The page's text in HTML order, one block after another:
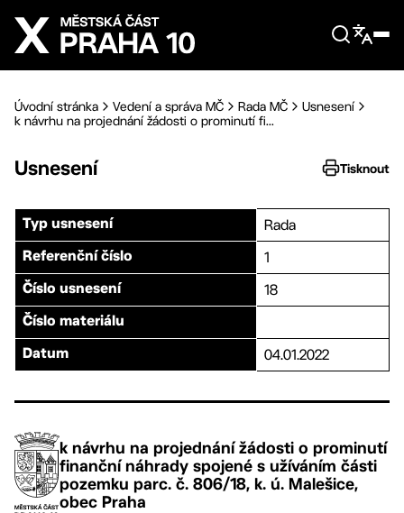
Přejít na hlavní obsah
Úvodní stránka Vedení a správa MČ Rada MČ
Usnesení
k návrhu na projednání žádosti o prominutí fi...
Usnesení Tisknout
Typ usnesení Rada
Referenční číslo 1
Číslo usnesení 18
Číslo materiálu
Datum 04.01.2022
k návrhu na projednání žádosti o prominutí
finanční náhrady spojené s užíváním části
pozemku parc. č. 806/18, k. ú. Malešice,
obec Praha